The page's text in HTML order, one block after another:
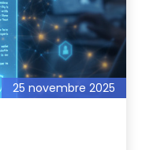
25 novembre 2025